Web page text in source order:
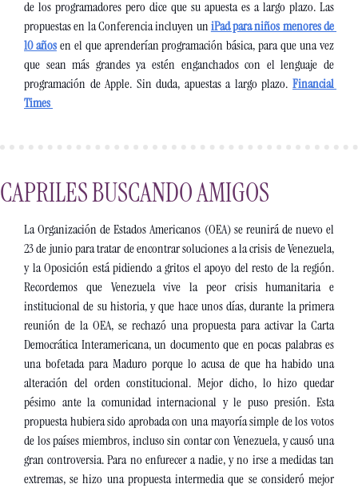
de los programadores pero dice que su apuesta es a largo plazo. Las
propuestas en la Conferencia incluyen un iPad para niños menores de
10 años en el que aprenderían programación básica, para que una vez
que sean más grandes ya estén enganchados con el lenguaje de
programación de Apple. Sin duda, apuestas a largo plazo. Financial
Times
CAPRILES BUSCANDO AMIGOS
La Organización de Estados Americanos (OEA) se reunirá de nuevo el
23 de junio para tratar de encontrar soluciones a la crisis de Venezuela,
y la Oposición está pidiendo a gritos el apoyo del resto de la región.
Recordemos que Venezuela vive la peor crisis humanitaria e
institucional de su historia, y que hace unos días, durante la primera
reunión de la OEA, se rechazó una propuesta para activar la Carta
Democrática Interamericana, un documento que en pocas palabras es
una bofetada para Maduro porque lo acusa de que ha habido una
alteración del orden constitucional. Mejor dicho, lo hizo quedar
pésimo ante la comunidad internacional y le puso presión. Esta
propuesta hubiera sido aprobada con una mayoría simple de los votos
de los países miembros, incluso sin contar con Venezuela, y causó una
gran controversia. Para no enfurecer a nadie, y no irse a medidas tan
extremas, se hizo una propuesta intermedia que se consideró mejor